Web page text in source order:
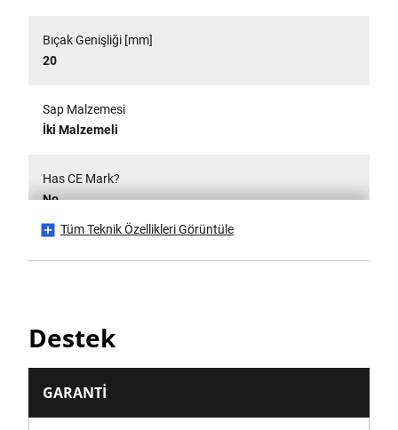
Bıçak Genişliği [mm]
20
Sap Malzemesi
İki Malzemeli
Has CE Mark?
No
1
Ambalaj
Tüm Teknik Özellikleri Görüntüle
Destek
GARANTI